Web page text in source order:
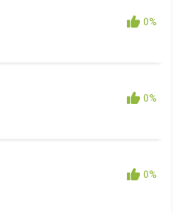
0%
0%
0%